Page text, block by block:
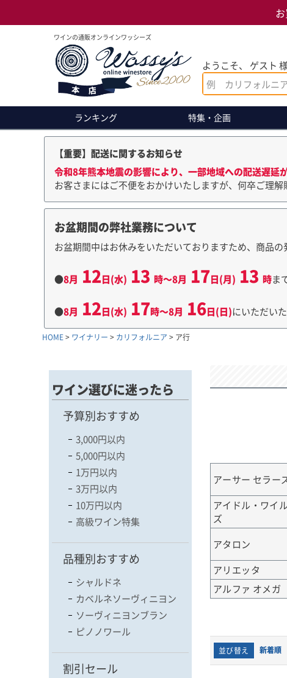
ワインの通販オンラインワッシーズ
ようこそ、 ゲスト
ランキング 特集・企画
【重要】配送に関するお知らせ
令和8年熊本地震の影響により、一部地域への配送遅延
お客さまにはご不便をおかけいたしますが、何卒ご理
お盆期間の弊社業務について
お盆期間中はお休みをいただいておりますため、商品
●8月 12日(水) 13 時～8月 17日(月) 13 時ま
●8月 12日(水) 17時～8月 16日(日)にいただい
HOME ワイナリー カリフォルニア ア行
ワイン選びに迷ったら
予算別おすすめ
3,000円以内
5,000円以内
1万円以内
3万円以内
10万円以内
高級ワイン特集
品種別おすすめ
シャルドネ
カベルネソーヴィニヨン
ソーヴィニヨンブラン
ピノノワール
割引セール
アーサー セラー
アイドル・ワイ
ズ
アタロン
アリエッタ
アルファ オメガ
並び替え 新着順